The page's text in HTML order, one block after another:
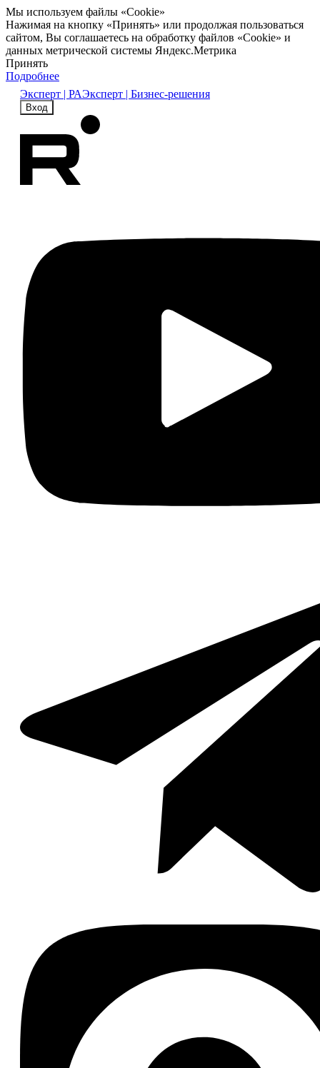
Мы используем файлы «Cookie»
Нажимая на кнопку «Принять» или продолжая пользоваться
сайтом, Вы соглашаетесь на обработку файлов «Cookie» и
данных метрической системы Яндекс.Метрика
Принять
Подробнее
Эксперт | РАЭксперт | Бизнес-решения
Вход